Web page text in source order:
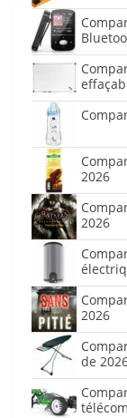
2026
2026
2026
de